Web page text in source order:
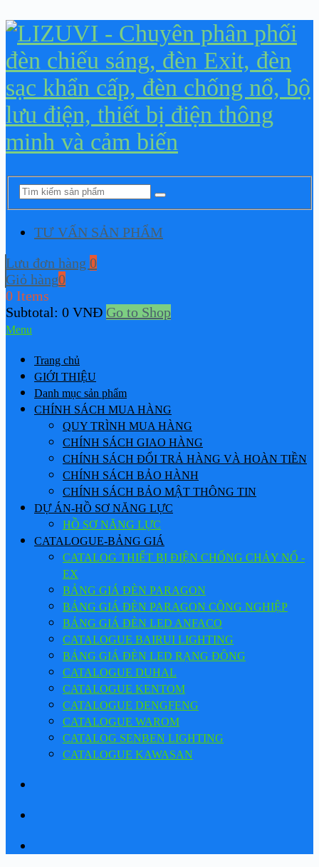
TƯ VẤN SẢN PHẨM
Lưu đơn hàng 0
Giỏ hàng0
0 Items
Subtotal: 0 VNĐ Go to Shop
Menu
Trang chủ
GIỚI THIỆU
Danh mục sản phẩm
CHÍNH SÁCH MUA HÀNG
QUY TRÌNH MUA HÀNG
CHÍNH SÁCH GIAO HÀNG
CHÍNH SÁCH ĐỔI TRẢ HÀNG VÀ HOÀN TIỀN
CHÍNH SÁCH BẢO HÀNH
CHÍNH SÁCH BẢO MẬT THÔNG TIN
DỰ ÁN-HỒ SƠ NĂNG LỰC
HỒ SƠ NĂNG LỰC
CATALOGUE-BẢNG GIÁ
CATALOG THIẾT BỊ ĐIỆN CHỐNG CHÁY NỔ -
EX
BẢNG GIÁ ĐÈN PARAGON
BẢNG GIÁ ĐÈN PARAGON CÔNG NGHIỆP
BẢNG GIÁ ĐÈN LED ANFACO
CATALOGUE BAIRUI LIGHTING
BẢNG GIÁ ĐÈN LED RẠNG ĐÔNG
CATALOGUE DUHAL
CATALOGUE KENTOM
CATALOGUE DENGFENG
CATALOGUE WAROM
CATALOG SENBEN LIGHTING
CATALOGUE KAWASAN